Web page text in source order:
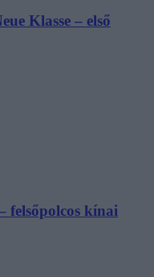
Klasse – első
felsőpolcos kínai